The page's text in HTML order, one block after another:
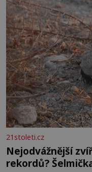
21stoleti.cz
Nejodvážnější
rekordů?